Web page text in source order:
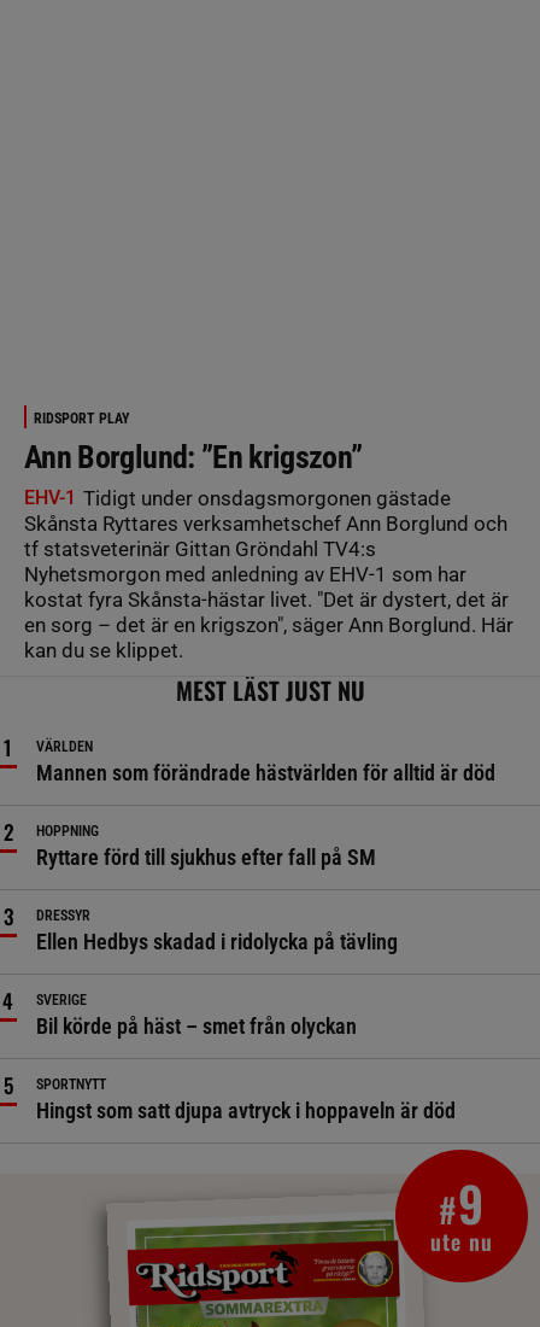
RIDSPORT PLAY
Ann Borglund: ”En krigszon”
EHV-1 Tidigt under onsdagsmorgonen gästade
Skånsta Ryttares verksamhetschef Ann Borglund och
tf statsveterinär Gittan Gröndahl TV4:s
Nyhetsmorgon med anledning av EHV-1 som har
kostat fyra Skånsta-hästar livet. "Det är dystert, det är
en sorg – det är en krigszon", säger Ann Borglund. Här
kan du se klippet.
MEST LÄST JUST NU
VÄRLDEN
Mannen som förändrade hästvärlden för alltid är död
HOPPNING
Ryttare förd till sjukhus efter fall på SM
DRESSYR
Ellen Hedbys skadad i ridolycka på tävling
SVERIGE
Bil körde på häst – smet från olyckan
SPORTNYTT
Hingst som satt djupa avtryck i hoppaveln är död
#9
ute nu